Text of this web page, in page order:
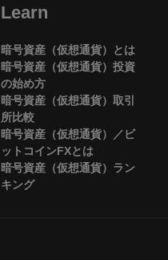
Learn
暗号資産（仮想通貨）とは
暗号資産（仮想通貨）投資
の始め方
暗号資産（仮想通貨）取引
所比較
暗号資産（仮想通貨）／ビ
ットコインFXとは
暗号資産（仮想通貨）ラン
キング